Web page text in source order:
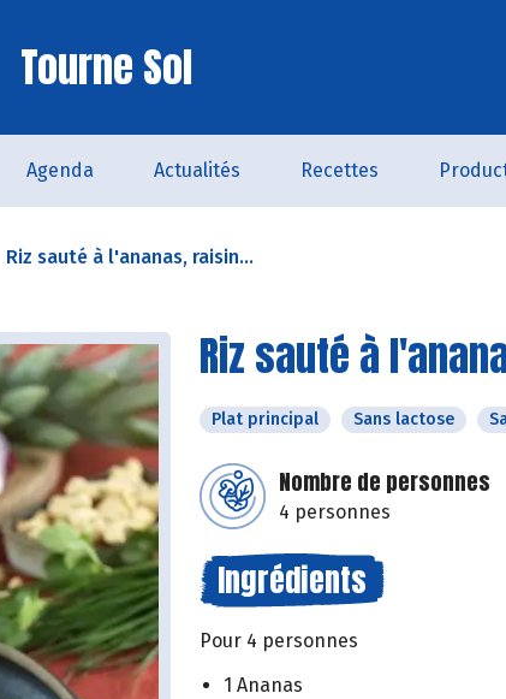
Tourne Sol
Agenda Actualités Recettes
Riz sauté à l'ananas, raisin...
Riz sauté à
Plat principal Sans lactose
Nombre de personnes
4 personnes
Ingrédients
Pour 4 personnes
1 Ananas